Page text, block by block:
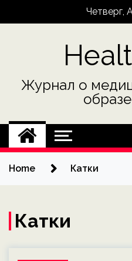
Четверг,
Журнал о
Home Катки
Катки